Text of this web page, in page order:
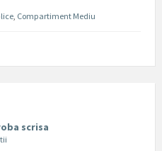
, Compartiment Mediu
scrisa